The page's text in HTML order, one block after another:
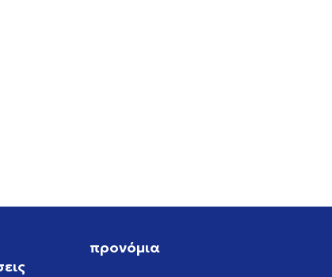
προνόμια